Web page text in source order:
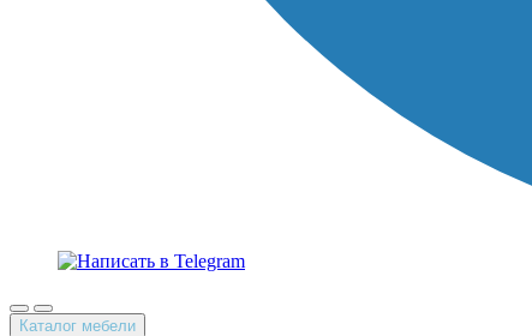
Каталог мебели